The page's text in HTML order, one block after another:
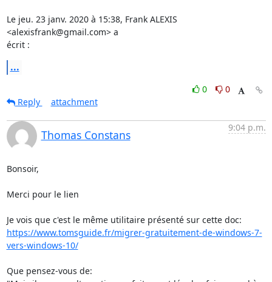
Le jeu. 23 janv. 2020 à 15:38, Frank ALEXIS
<alexisfrank@gmail.com> a
écrit :
...
0
0
Reply
attachment
Thomas Constans
9:04 p.m.
Bonsoir,
Merci pour le lien
https://www.tomsguide.fr/migrer-gratuitement-de-windows-7-
vers-windows-10/
Que pensez-vous de: